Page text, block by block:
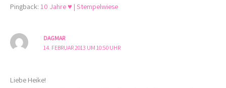
Pingback: 10 Jahre ♥ | Stempelwiese
DAGMAR
14. FEBRUAR 2013 UM 10:50 UHR
Liebe Heike!